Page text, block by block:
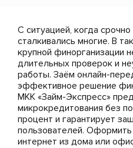
С ситуацией, когда
сталкивались многие. В
крупной финорганизации
длительных проверок и
работы. Заём онлайн-
эффективное решение
МКК «Займ-Экспресс»
микрокредитования без
процент и гарантирует
пользователей.
интернет из дома или